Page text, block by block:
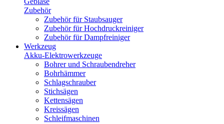
Zubehör
Zubehör für Staubsauger
Zubehör für Hochdruckreiniger
Zubehör für Dampfreiniger
Werkzeug
Akku-Elektrowerkzeuge
Bohrer und Schraubendreher
Bohrhämmer
Schlagschrauber
Stichsägen
Kettensägen
Kreissägen
Schleifmaschinen